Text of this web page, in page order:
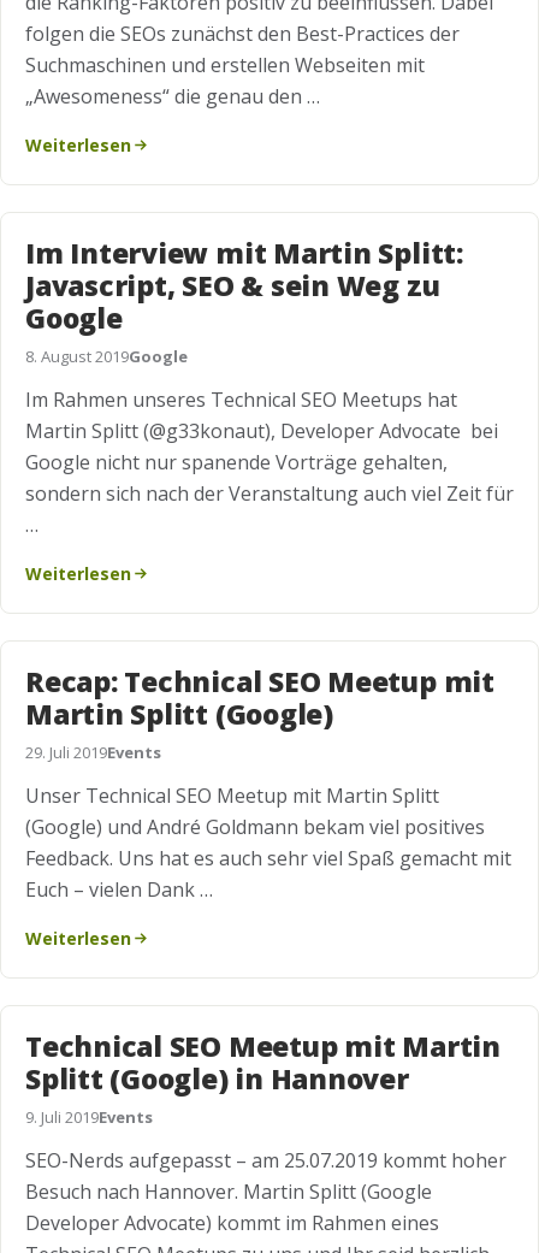
folgen die SEOs zunächst den Best-Practices der
Suchmaschinen und erstellen Webseiten mit
„Awesomeness“ die genau den …
Weiterlesen
Im Interview mit Martin Splitt:
Javascript, SEO & sein Weg zu
Google
8. August 2019Google
Im Rahmen unseres Technical SEO Meetups hat
Martin Splitt (@g33konaut), Developer Advocate bei
Google nicht nur spanende Vorträge gehalten,
sondern sich nach der Veranstaltung auch viel Zeit für
…
Weiterlesen
Recap: Technical SEO Meetup mit
Martin Splitt (Google)
29. Juli 2019Events
Unser Technical SEO Meetup mit Martin Splitt
(Google) und André Goldmann bekam viel positives
Feedback. Uns hat es auch sehr viel Spaß gemacht mit
Euch – vielen Dank …
Weiterlesen
Technical SEO Meetup mit Martin
Splitt (Google) in Hannover
9. Juli 2019Events
SEO-Nerds aufgepasst – am 25.07.2019 kommt hoher
Besuch nach Hannover. Martin Splitt (Google
Developer Advocate) kommt im Rahmen eines